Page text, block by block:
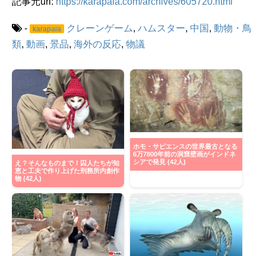
- karapaia クレーンゲーム, ハムスター, 中国 , 動物・鳥
類, 動画, 景品, 海外の反応, 物議
え？そんなものまで！囚人たちが知
恵と工夫で作り上げた刑務所内創作
物 (42人)
ホモ・サピエンスの世界最古となる
6万7800年前の洞窟壁画がインドネ
シアで発見 (42人)